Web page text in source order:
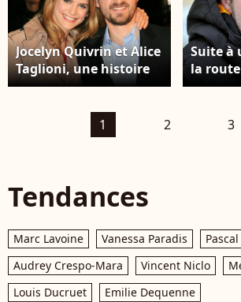
Jocelyn Quivrin et Alice
Taglioni, une histoire
d'amour qui a démarré
Suite à
la
Quivrin
1 2 3
Tendances
Marc Lavoine Vanessa Paradis
Audrey Crespo-Mara
Vincent Niclo
Louis Ducruet
Emilie Dequenne